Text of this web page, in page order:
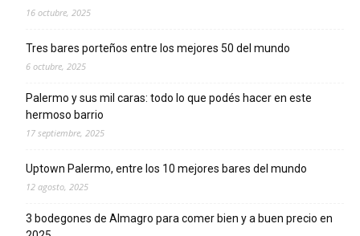
16 octubre, 2025
Tres bares porteños entre los mejores 50 del mundo
6 octubre, 2025
Palermo y sus mil caras: todo lo que podés hacer en este
hermoso barrio
17 septiembre, 2025
Uptown Palermo, entre los 10 mejores bares del mundo
12 agosto, 2025
3 bodegones de Almagro para comer bien y a buen precio en